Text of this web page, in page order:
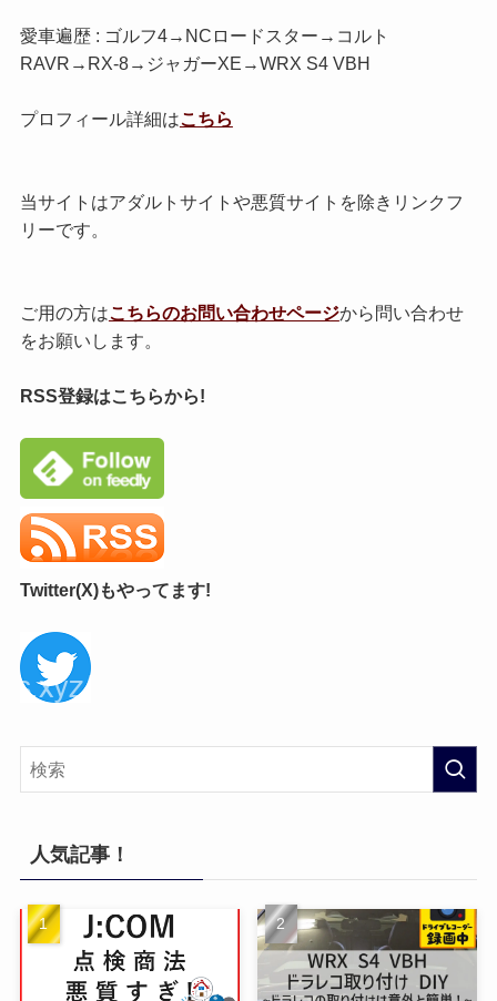
愛車遍歴 : ゴルフ4→NCロードスター→コルト
RAVR→RX-8→ジャガーXE→WRX S4 VBH
プロフィール詳細はこちら
当サイトはアダルトサイトや悪質サイトを除きリンクフ
リーです。
ご用の方はこちらのお問い合わせページから問い合わせ
をお願いします。
RSS登録はこちらから!
Twitter(X)もやってます!
人気記事！